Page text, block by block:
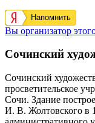
Напомнить
Вы организатор
Сочинский
Сочинский
просветительское
Сочи. Здание
И. В. Жолтовского в